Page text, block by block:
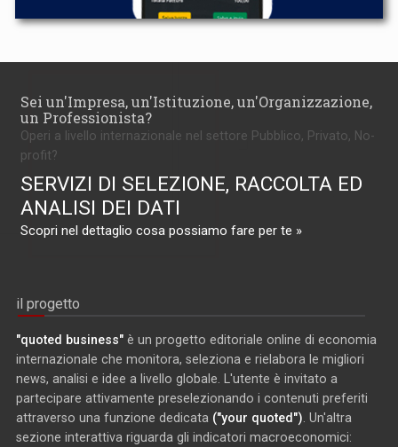
Sei un'Impresa, un'Istituzione, un'Organizzazione,
un Professionista?
Operi a livello internazionale nel settore Pubblico, Privato, No-
profit?
SERVIZI DI SELEZIONE, RACCOLTA ED
ANALISI DEI DATI
Scopri nel dettaglio cosa possiamo fare per te »
il progetto
"quoted business" è un progetto editoriale online di economia
internazionale che monitora, seleziona e rielabora le migliori
news, analisi e idee a livello globale. L'utente è invitato a
partecipare attivamente preselezionando i contenuti preferiti
attraverso una funzione dedicata ("your quoted"). Un'altra
sezione interattiva riguarda gli indicatori macroeconomici: